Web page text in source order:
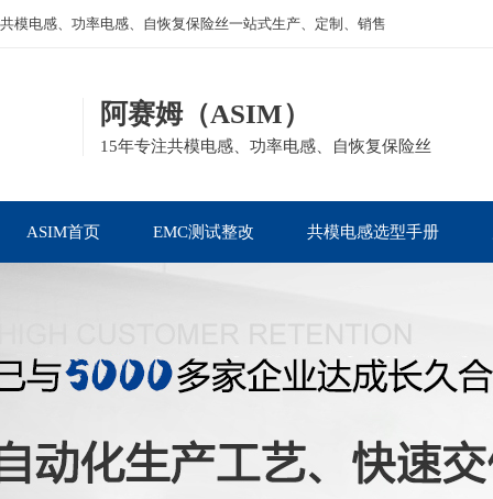
共模电感、功率电感、自恢复保险丝一站式生产、定制、销售
阿赛姆（ASIM）
15年专注共模电感、功率电感、自恢复保险丝
ASIM首页 EMC测试整改 共模电感选型手册